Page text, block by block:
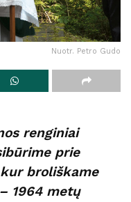
Nuotr. Petro Gudo
renginiai
prie
broliškame
1964 metų